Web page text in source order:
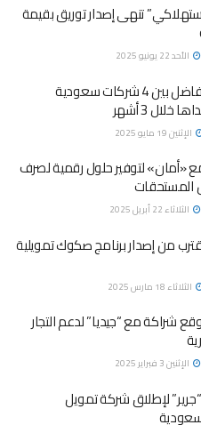
تنهى إصدار توريق بقيمة
الأحد 22 يونيو 2025
“أمان القابضة” تفاضل بين 4 شركات سعودية
3 أشهر
الإثنين 19 مايو 2025
«أمان» لتوفير حلول رقمية لصرف
المستحقات
الثلاثاء 22 أبريل 2025
من إصدار برنامج صكوك تمويلية
الثلاثاء 18 مارس 2025
شراكة مع “جيديا” لدعم التجار
الإثنين 3 فبراير 2025
لإطلاق شركة تمويل